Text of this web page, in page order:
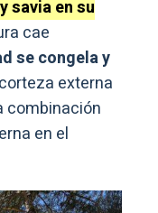
savia en su
cae
se congela y
externa
combinación
en el